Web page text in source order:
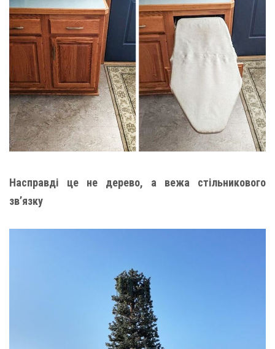
Насправді це не дерево, а вежа стільникового
зв’язку